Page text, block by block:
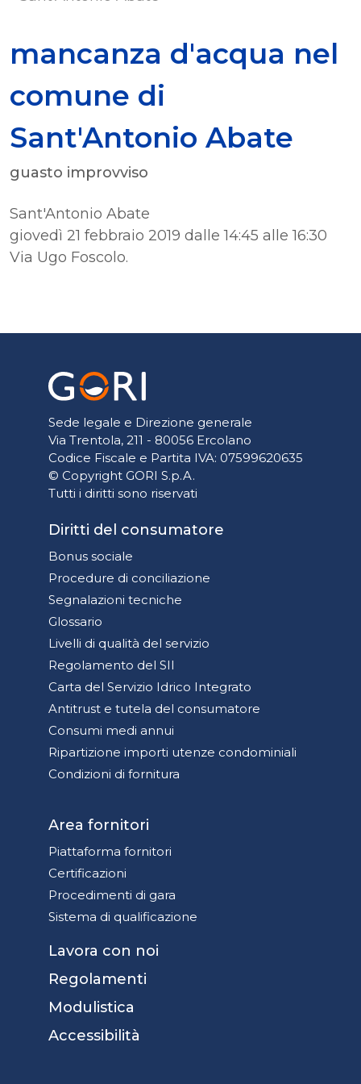
mancanza d'acqua nel
comune di
Sant'Antonio Abate
guasto improvviso
Sant'Antonio Abate
giovedì 21 febbraio 2019 dalle 14:45 alle 16:30
Via Ugo Foscolo.
Sede legale e Direzione generale
Via Trentola, 211 - 80056 Ercolano
Codice Fiscale e Partita IVA: 07599620635
© Copyright GORI S.p.A.
Tutti i diritti sono riservati
Diritti del consumatore
Bonus sociale
Procedure di conciliazione
Segnalazioni tecniche
Glossario
Livelli di qualità del servizio
Regolamento del SII
Carta del Servizio Idrico Integrato
Antitrust e tutela del consumatore
Consumi medi annui
Ripartizione importi utenze condominiali
Condizioni di fornitura
Area fornitori
Piattaforma fornitori
Certificazioni
Procedimenti di gara
Sistema di qualificazione
Lavora con noi
Regolamenti
Modulistica
Accessibilità